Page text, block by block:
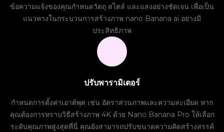
ข้อความแจ้งของคุณกำหนดวัตถุ สไตล์ และแสงอย่างชัดเจน เพื่อเป็น
แนวทางในกระบวนการสร้างภาพ nano Banana ai อย่างมี
ประสิทธิภาพ
ปรับพารามิเตอร์
กำหนดการตั้งค่าเอาต์พุต เช่น อัตราส่วนภาพและความละเอียด หาก
คุณต้องการทราบวิธีสร้างภาพ 4K ด้วย Nano Banana Pro ให้เลือก
ระดับคุณภาพสูงสุดที่นี่ คุณยังสามารถปรับขนาดความคิดสร้างสรรค์